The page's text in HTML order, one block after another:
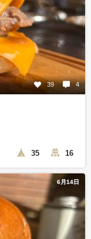
39 4
35 16
6月14日